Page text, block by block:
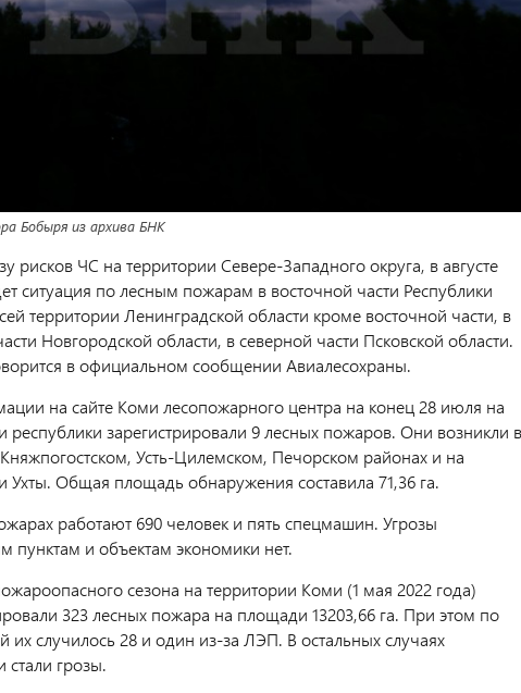
Бобыря из архива БНК
рисков ЧС на территории Севере-Западного округа, в августе
ситуация по лесным пожарам в восточной части Республики
территории Ленинградской области кроме восточной части, в
Новгородской области, в северной части Псковской области.
в официальном сообщении Авиалесохраны.
на сайте Коми лесопожарного центра на конец 28 июля на
республики зарегистрировали 9 лесных пожаров. Они возникли в
Усть-Цилемском, Печорском районах и на
Ухты. Общая площадь обнаружения составила 71,36 га.
работают 690 человек и пять спецмашин. Угрозы
пунктам и объектам экономики нет.
сезона на территории Коми (1 мая 2022 года)
323 лесных пожара на площади 13203,66 га. При этом по
их случилось 28 и один из-за ЛЭП. В остальных случаях
грозы.